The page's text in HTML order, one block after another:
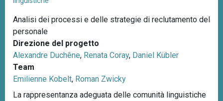
Analisi dei processi e delle strategie di reclutamento del
personale
Direzione del progetto
Alexandre Duchêne, Renata Coray, Daniel Kübler
Team
Emilienne Kobelt, Roman Zwicky
La rappresentanza adeguata delle comunità linguistiche